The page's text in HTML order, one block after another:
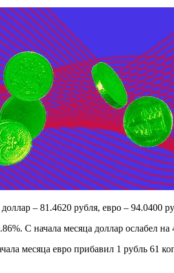
– 81.4620 рубля, евро – 94.0400
С начала месяца доллар ослабел на
месяца евро прибавил 1 рубль 61